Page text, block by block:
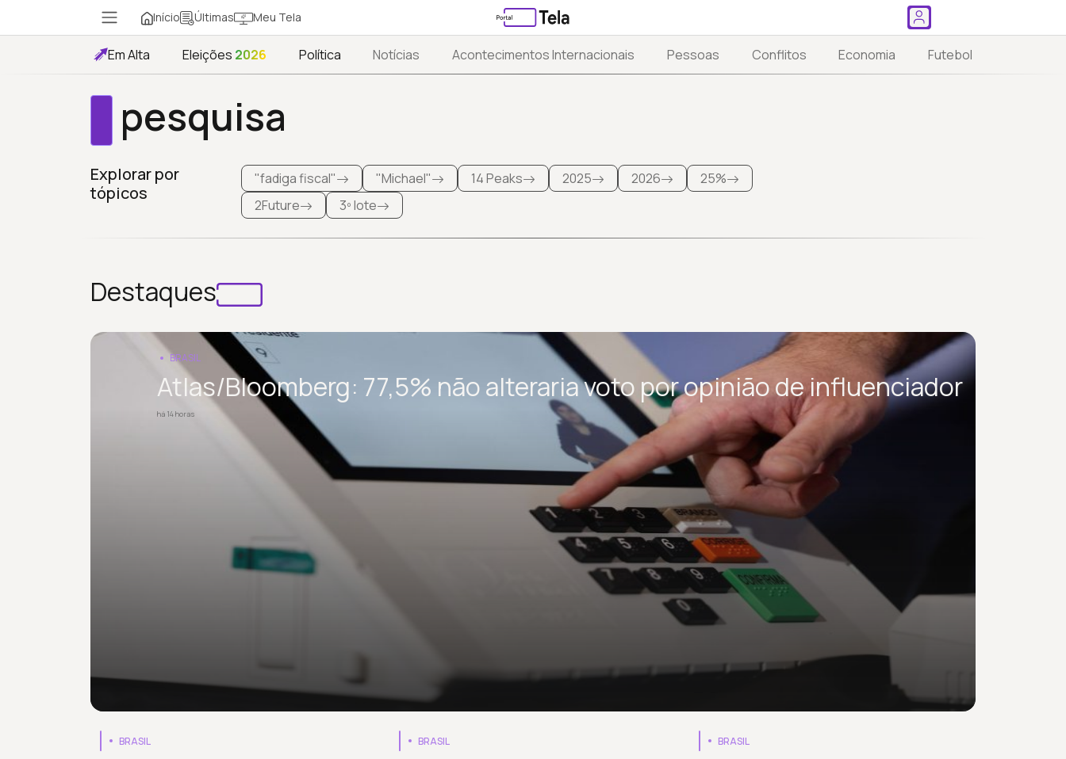
Início Últimas Meu Tela
Em Alta Eleições 2026 Política Notícias Acontecimentos Internacionais Pessoas Conflitos Economia Futebol
pesquisa
Explorar por
tópicos
"fadiga fiscal" "Michael" 14 Peaks 2025 2026
25%
2Future
3º lote
Destaques
BRASIL
Atlas/Bloomberg: 77,5% não alteraria voto por opinião de influenciador
há 14 horas
BRASIL BRASIL BRASIL